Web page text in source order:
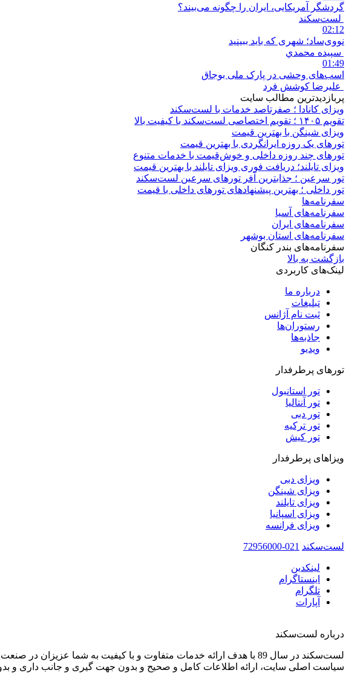
گردشگر آمریکایی، ایران را چگونه می‌بیند؟
لست‌سکند
02:12
نووی‌ساد؛ شهری که باید ببینید
سپيده محمدي
01:49
اسب‌های وحشی در پارک ملی بوجاق
علیرضا کوشش فرد
پربازدیدترین مطالب سایت
ویزای کانادا ؛ صفرتاصد خدمات با لست‌سکند
تقویم ۱۴۰۵ ؛ تقویم اختصاصی لست‌سکند با کیفیت بالا
ویزای شینگن با بهترین قیمت
تورهای یک روزه ایرانگردی با بهترین قیمت
تورهای چند روزه داخلی و خوش‌قیمت با خدمات متنوع
ویزای تایلند؛ دریافت فوری ویزای تایلند با بهترین قیمت
تور سرعین ؛ جذابترین آفر تورهای سرعین لست‌سکند
تور داخلی ؛ بهترین پیشنهادهای تورهای داخلی با قیمت
سفرنامه‌ها
سفرنامه‌های آسیا
سفرنامه‌های ایران
سفرنامه‌های استان بوشهر
سفرنامه‌های بندر کنگان
بازگشت به بالا
لینک‌های کاربردی
درباره ما
تبلیغات
ثبت نام آژانس
رستوران‌ها
جاذبه‌ها
ویدیو‌
تورهای پرطرفدار
تور استانبول
تور آنتالیا
تور دبی
تور ترکیه
تور کیش
ویزاهای پرطرفدار
ویزای دبی
ویزای شینگن
ویزای تایلند
ویزای اسپانیا
ویزای فرانسه
لست‌سکند 021-72956000
لینکدین
اینستاگرام
تلگرام
آپارات
درباره لست‌سکند
لست‌سکند در سال 89 با هدف ارائه خدمات متفاوت و با کیفیت به شما عزیزان در صنعت گردشگری تاسیس شده است.
سیاست اصلی سایت، ارائه اطلاعات کامل و صحیح و بدون جهت گیری و جانب داری و